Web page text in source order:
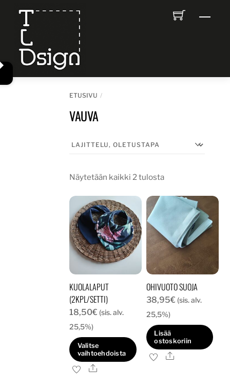
content
ETUSIVU
VAUVA
Näytetään kaikki 2 tulosta
KUOLALAPUT
(2KPL/SETTI)
18,50€ (sis. alv.
25,5%)
Valitse
vaihtoehdoista
Tällä
Ale
OHIVUOTO SUOJA
38,95€ (sis. alv.
25,5%)
Lisää
ostoskoriin
Ale